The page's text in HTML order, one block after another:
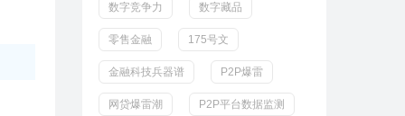
数字竞争力 数字藏品
零售金融 175号文
金融科技兵器谱 P2P爆雷
网贷爆雷潮 P2P平台数据监测